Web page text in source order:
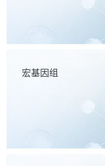
宏基因组